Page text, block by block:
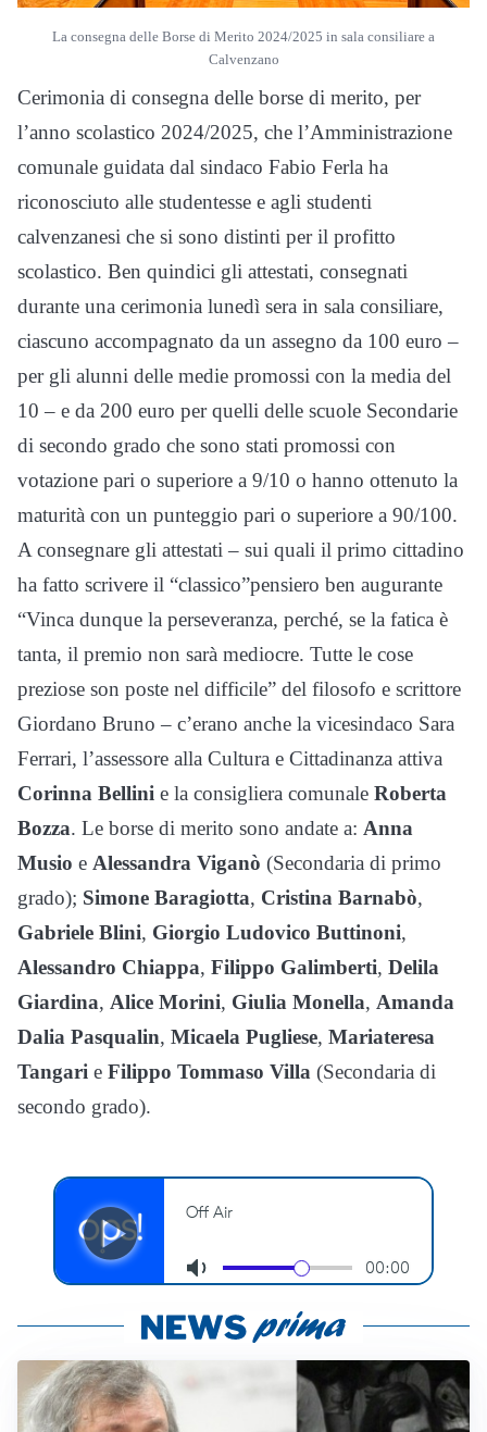
La consegna delle Borse di Merito 2024/2025 in sala consiliare a
Calvenzano
Cerimonia di consegna delle borse di merito, per
l’anno scolastico 2024/2025, che l’Amministrazione
comunale guidata dal sindaco Fabio Ferla ha
riconosciuto alle studentesse e agli studenti
calvenzanesi che si sono distinti per il profitto
scolastico. Ben quindici gli attestati, consegnati
durante una cerimonia lunedì sera in sala consiliare,
ciascuno accompagnato da un assegno da 100 euro –
per gli alunni delle medie promossi con la media del
10 – e da 200 euro per quelli delle scuole Secondarie
di secondo grado che sono stati promossi con
votazione pari o superiore a 9/10 o hanno ottenuto la
maturità con un punteggio pari o superiore a 90/100.
A consegnare gli attestati – sui quali il primo cittadino
ha fatto scrivere il “classico”pensiero ben augurante
“Vinca dunque la perseveranza, perché, se la fatica è
tanta, il premio non sarà mediocre. Tutte le cose
preziose son poste nel difficile” del filosofo e scrittore
Giordano Bruno – c’erano anche la vicesindaco Sara
Ferrari, l’assessore alla Cultura e Cittadinanza attiva
Corinna Bellini e la consigliera comunale Roberta
Bozza. Le borse di merito sono andate a: Anna
Musio e Alessandra Viganò (Secondaria di primo
grado); Simone Baragiotta, Cristina Barnabò,
Gabriele Blini, Giorgio Ludovico Buttinoni,
Alessandro Chiappa, Filippo Galimberti, Delila
Giardina, Alice Morini, Giulia Monella, Amanda
Dalia Pasqualin, Micaela Pugliese, Mariateresa
Tangari e Filippo Tommaso Villa (Secondaria di
secondo grado).